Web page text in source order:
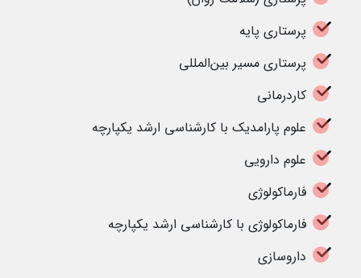
پرستاری پایه
پرستاری مسیر بین‌المللی
کاردرمانی
علوم پارامدیک با کارشناسی ارشد یکپارچه
علوم دارویی
فارماکولوژی
فارماکولوژی با کارشناسی ارشد یکپارچه
داروسازی